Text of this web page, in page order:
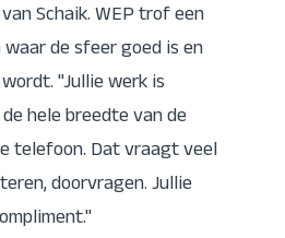
Schaik. WEP trof een
de sfeer goed is en
"Jullie werk is
hele breedte van de
telefoon. Dat vraagt veel
doorvragen. Jullie